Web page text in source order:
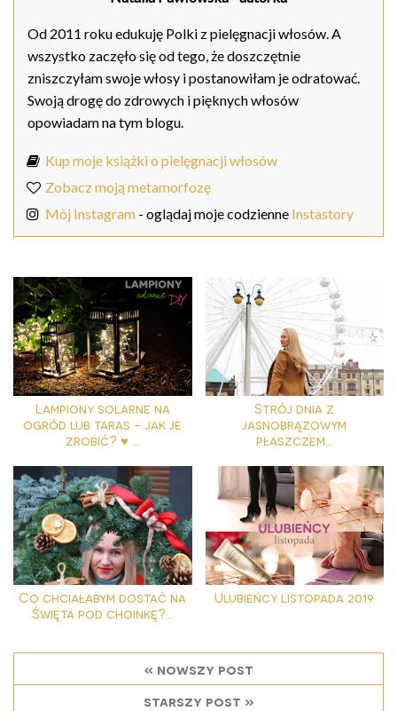
Od 2011 roku edukuję Polki z pielęgnacji włosów. A
wszystko zaczęło się od tego, że doszczętnie
zniszczyłam swoje włosy i postanowiłam je odratować.
Swoją drogę do zdrowych i pięknych włosów
opowiadam na tym blogu.
Kup moje książki o pielęgnacji włosów
Zobacz moją metamorfozę
Mój Instagram - oglądaj moje codzienne Instastory
Lampiony solarne na
ogród lub taras - jak je
zrobić? ♥ ...
Strój dnia z
jasnobrązowym
płaszczem...
Co chciałabym dostać na
Święta pod choinkę?...
Ulubieńcy listopada 2019
« nowszy post
starszy post »